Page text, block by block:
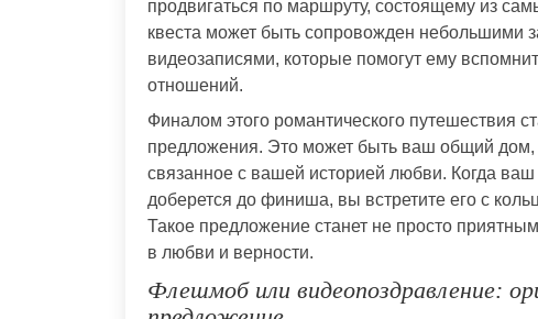
продвигаться по маршруту, состоящему из
квеста может быть сопровожден небольшими
видеозаписями, которые помогут ему
отношений.
Финалом этого романтического путешествия
предложения. Это может быть ваш общий дом,
связанное с вашей историей любви. Когда
доберется до финиша, вы встретите его с
Такое предложение станет не просто
в любви и верности.
Флешмоб или видеопоздравление: